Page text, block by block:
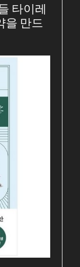
타이레
을 만드